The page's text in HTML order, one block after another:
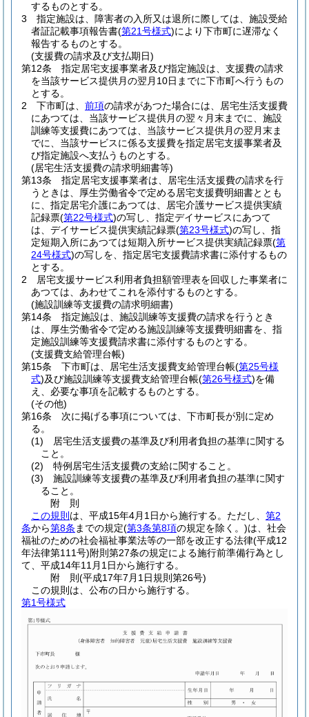
するものとする。
3
指定施設は、障害者の入所又は退所に際しては、施設受給
者証記載事項報告書(第21号様式)により下市町に遅滞なく
報告するものとする。
(支援費の請求及び支払期日)
第12条
指定居宅支援事業者及び指定施設は、支援費の請求
を当該サービス提供月の翌月10日までに下市町へ行うもの
とする。
2
下市町は、 前項の請求があつた場合には、居宅生活支援費
にあつては、当該サービス提供月の翌々月末までに、施設
訓練等支援費にあつては、当該サービス提供月の翌月末ま
でに、当該サービスに係る支援費を指定居宅支援事業者及
び指定施設へ支払うものとする。
(居宅生活支援費の請求明細書等)
第13条
指定居宅支援事業者は、居宅生活支援費の請求を行
うときは、厚生労働省令で定める居宅支援費明細書ととも
に、指定居宅介護にあつては、居宅介護サービス提供実績
記録票(第22号様式)の写し、指定デイサービスにあつて
は、デイサービス提供実績記録票(第23号様式)の写し、指
定短期入所にあつては短期入所サービス提供実績記録票(第
24号様式)の写しを、指定居宅支援費請求書に添付するもの
とする。
2
居宅支援サービス利用者負担額管理表を回収した事業者に
あつては、あわせてこれを添付するものとする。
(施設訓練等支援費の請求明細書)
第14条
指定施設は、施設訓練等支援費の請求を行うとき
は、厚生労働省令で定める施設訓練等支援費明細書を、指
定施設訓練等支援費請求書に添付するものとする。
(支援費支給管理台帳)
第15条
下市町は、居宅生活支援費支給管理台帳(第25号様
式)及び施設訓練等支援費支給管理台帳(第26号様式)を備
え、必要な事項を記載するものとする。
(その他)
第16条
次に掲げる事項については、下市町長が別に定め
る。
(1)
居宅生活支援費の基準及び利用者負担の基準に関する
こと。
(2)
特例居宅生活支援費の支給に関すること。
(3)
施設訓練等支援費の基準及び利用者負担の基準に関す
ること。
附 則
この規則 は、平成15年4月1日から施行する。 ただし、 第2
条から第8条 までの規定(第3条第8項の規定を除く。)は、社会
福祉のための社会福祉事業法等の一部を改正する法律(平成12
年法律第111号)附則第27条の規定による施行前準備行為とし
て、平成14年11月1日から施行する。
附 則(平成17年7月1日規則第26号)
この規則は、公布の日から施行する。
第1号様式